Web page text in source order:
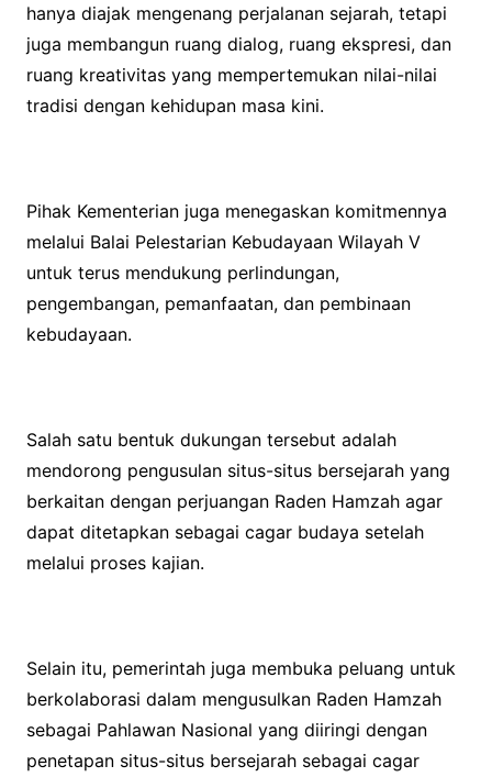
hanya diajak mengenang perjalanan sejarah, tetapi
juga membangun ruang dialog, ruang ekspresi, dan
ruang kreativitas yang mempertemukan nilai-nilai
tradisi dengan kehidupan masa kini.
Pihak Kementerian juga menegaskan komitmennya
melalui Balai Pelestarian Kebudayaan Wilayah V
untuk terus mendukung perlindungan,
pengembangan, pemanfaatan, dan pembinaan
kebudayaan.
Salah satu bentuk dukungan tersebut adalah
mendorong pengusulan situs-situs bersejarah yang
berkaitan dengan perjuangan Raden Hamzah agar
dapat ditetapkan sebagai cagar budaya setelah
melalui proses kajian.
Selain itu, pemerintah juga membuka peluang untuk
berkolaborasi dalam mengusulkan Raden Hamzah
sebagai Pahlawan Nasional yang diiringi dengan
penetapan situs-situs bersejarah sebagai cagar